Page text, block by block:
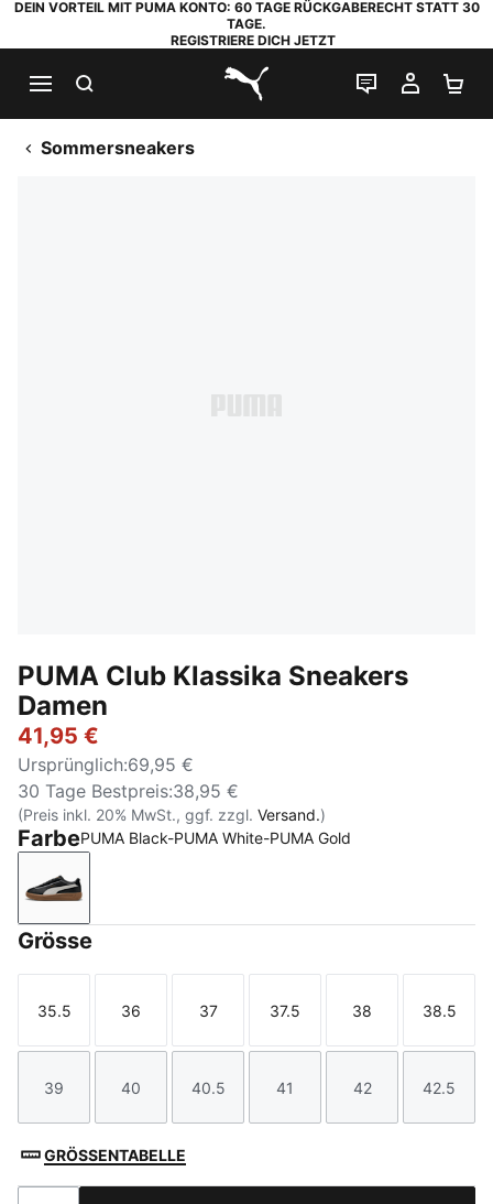
DEIN VORTEIL MIT PUMA KONTO: 60 TAGE RÜCKGABERECHT STATT 30
TAGE.
REGISTRIERE DICH JETZT
PUMA.com
LIVE-CHAT
MEIN
Sommersneakers
PUMA Club Klassika Sneakers
Damen
41,95 €
Ursprünglich:69,95 €
30 Tage Bestpreis:38,95 €
(Preis inkl. 20% MwSt., ggf. zzgl. Versand.)
FarbePUMA Black-PUMA White-PUMA Gold
PUMA Black-PUMA White-PUMA Gold
Grösse
Größe
35.5
Größe
36
Größe
37
Größe
37.5
Größe
38
Größe
38.5
Größe
39
Größe
40
Größe
40.5
Größe
41
Größe
42
Größe
42.5
GRÖSSENTABELLE